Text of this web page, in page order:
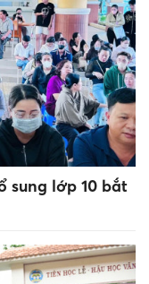
sung lớp 10 bắt